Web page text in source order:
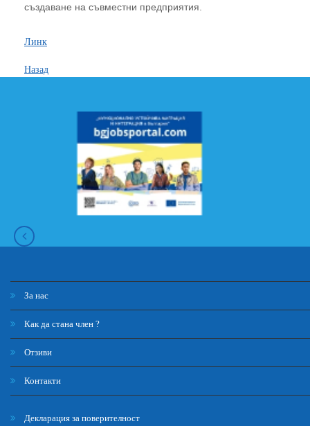
създаване на съвместни предприятия.
Линк
Назад
За нас
Как да стана член ?
Отзиви
Контакти
Декларация за поверителност